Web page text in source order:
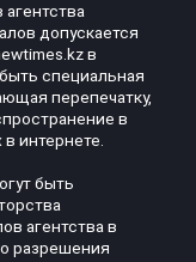
допускается
в
специальная
перепечатку,
в
интернете.
быть
агентства в
разрешения